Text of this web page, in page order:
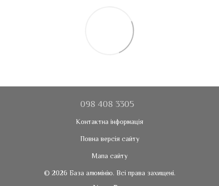
098 408 3305
Контактна інформація
Повна версія сайту
Мапа сайту
© 2026 База алюмінію. Всі права захищені.